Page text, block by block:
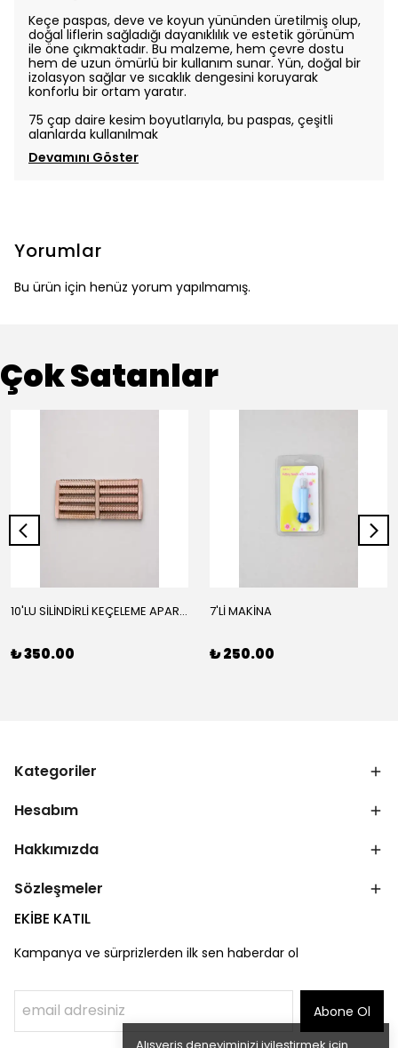
Keçe paspas, deve ve koyun yününden üretilmiş olup,
doğal liflerin sağladığı dayanıklılık ve estetik görünüm
ile öne çıkmaktadır. Bu malzeme, hem çevre dostu
hem de uzun ömürlü bir kullanım sunar. Yün, doğal bir
izolasyon sağlar ve sıcaklık dengesini koruyarak
konforlu bir ortam yaratır.
75 çap daire kesim boyutlarıyla, bu paspas, çeşitli
alanlarda kullanılmak
Devamını Göster
Yorumlar
Bu ürün için henüz yorum yapılmamış.
Çok Satanlar
10'LU SİLİNDİRLİ KEÇELEME APARATI
₺ 350.00
7'Lİ MAKİNA
₺ 250.00
Kategoriler
Hesabım
Hakkımızda
Sözleşmeler
EKİBE KATIL
Kampanya ve sürprizlerden ilk sen haberdar ol
Abone Ol